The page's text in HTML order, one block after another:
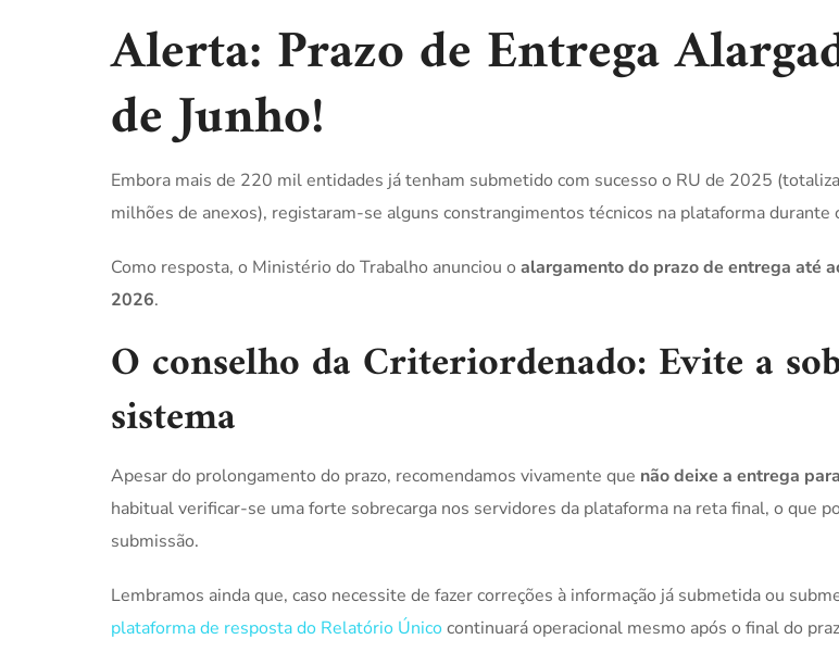
Alerta: Prazo de Entrega
de Junho!
Embora mais de 220 mil entidades já tenham submetido com sucesso o RU de 2025
milhões de anexos), registaram-se alguns constrangimentos técnicos na plataforma durante
Como resposta, o Ministério do Trabalho anunciou o alargamento do prazo de entrega até
2026.
O conselho da Criteriordenado: Evite a
sistema
Apesar do prolongamento do prazo, recomendamos vivamente que não deixe a entrega
habitual verificar-se uma forte sobrecarga nos servidores da plataforma na reta final, o que
submissão.
Lembramos ainda que, caso necessite de fazer correções à informação já submetida ou
plataforma de resposta do Relatório Únicocontinuará operacional mesmo após o final do